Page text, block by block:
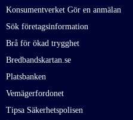
Konsumentverket Gör en anmälan
Sök företagsinformation
Brå för ökad trygghet
Bredbandskartan.se
Platsbanken
Vemägerfordonet
Tipsa Säkerhetspolisen